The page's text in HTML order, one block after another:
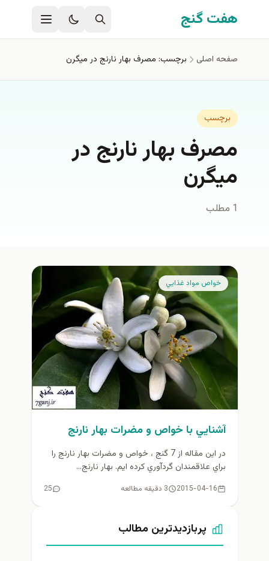
رفتن به محتوای اصلی
هفت گنج
صفحه اصلی برچسب: مصرف بهار نارنج در ميگرن
برچسب
مصرف بهار نارنج در
ميگرن
1 مطلب
خواص مواد غذايي
آشنايي با خواص و مضرات بهار نارنج
در اين مقاله از 7 گنج ، خواص و مضرات بهار نارنج را
براي علاقمندان گردآوري كرده ايم. بهار نارنج...
2015-04-16 3 دقیقه مطالعه 25
پربازدیدترین مطالب